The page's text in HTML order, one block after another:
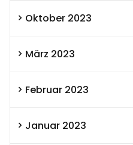
Oktober 2023
März 2023
Februar 2023
Januar 2023